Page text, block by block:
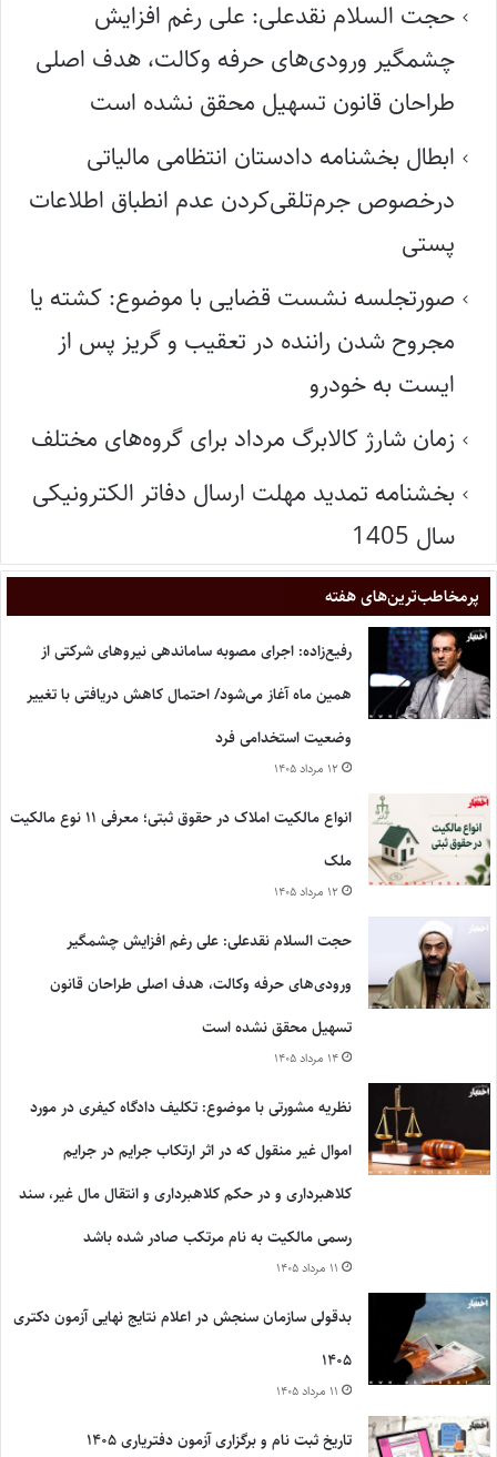
حجت السلام نقدعلی: علی رغم افزایش
چشمگیر ورودی‌های حرفه وکالت، هدف اصلی
طراحان قانون تسهیل محقق نشده است
ابطال بخشنامه دادستان انتظامی مالیاتی
درخصوص جرم‌تلقی‌کردن عدم انطباق اطلاعات
پستی
صورتجلسه نشست قضایی با موضوع: کشته یا
مجروح شدن راننده در تعقیب و گریز پس از
ایست به خودرو
زمان شارژ کالابرگ مرداد برای گروه‌های مختلف
بخشنامه تمدید مهلت ارسال دفاتر الکترونیکی
سال 1405
پر‌مخاطب‌ترین‌های هفته
رفیع‌زاده: اجرای مصوبه ساماندهی نیروهای شرکتی از
همین ماه آغاز می‌شود/ احتمال کاهش دریافتی با تغییر
وضعیت استخدامی فرد
۱۲ مرداد ۱۴۰۵
انواع مالکیت املاک در حقوق ثبتی؛ معرفی ۱۱ نوع مالکیت
ملک
۱۲ مرداد ۱۴۰۵
حجت السلام نقدعلی: علی رغم افزایش چشمگیر
ورودی‌های حرفه وکالت، هدف اصلی طراحان قانون
تسهیل محقق نشده است
۱۴ مرداد ۱۴۰۵
نظریه مشورتی با موضوع: تکلیف دادگاه کیفری در مورد
اموال غیر منقول که در اثر ارتکاب جرایم در جرایم
کلاهبرداری و در حکم کلاهبرداری و انتقال مال غیر، سند
رسمی مالکیت به نام مرتکب صادر شده باشد
۱۱ مرداد ۱۴۰۵
بدقولی سازمان سنجش در اعلام نتایج نهایی آزمون دکتری
۱۴۰۵
۱۱ مرداد ۱۴۰۵
تاریخ ثبت نام و برگزاری آزمون دفتریاری ۱۴۰۵